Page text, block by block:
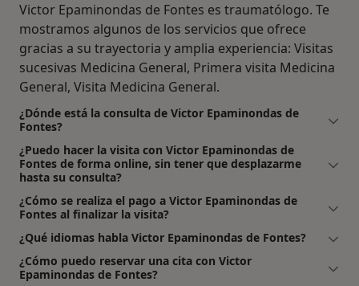
Victor Epaminondas de Fontes es traumatólogo. Te
mostramos algunos de los servicios que ofrece
gracias a su trayectoria y amplia experiencia: Visitas
sucesivas Medicina General, Primera visita Medicina
General, Visita Medicina General.
¿Dónde está la consulta de Victor Epaminondas de
Fontes?
¿Puedo hacer la visita con Victor Epaminondas de
Fontes de forma online, sin tener que desplazarme
hasta su consulta?
¿Cómo se realiza el pago a Victor Epaminondas de
Fontes al finalizar la visita?
¿Qué idiomas habla Victor Epaminondas de Fontes?
¿Cómo puedo reservar una cita con Victor
Epaminondas de Fontes?